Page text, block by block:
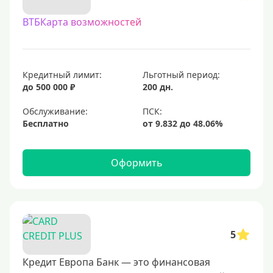
С овердрафтом
С процентом на остаток
Доступные
Сумма (рублей)
25000 руб
30000 руб
40000 руб
ВТБКарта возможностей
Кредитный лимит:
до 500 000 ₽
Льготный период:
200 дн.
Обслуживание:
Бесплатно
Оформить
5
Кредит Европа Банк — это финансовая